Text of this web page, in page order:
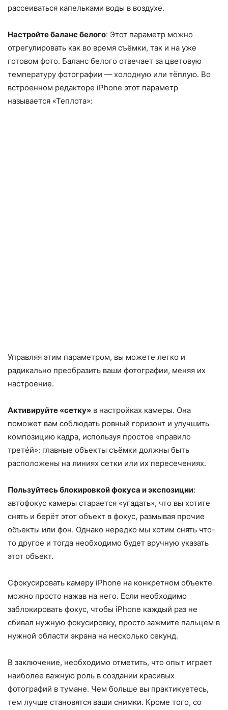
рассеиваться капельками воды в воздухе.
Настройте баланс белого: Этот параметр можно
отрегулировать как во время съёмки, так и на уже
готовом фото. Баланс белого отвечает за цветовую
температуру фотографии — холодную или тёплую. Во
встроенном редакторе iPhone этот параметр
называется «Теплота»:
Управляя этим параметром, вы можете легко и
радикально преобразить ваши фотографии, меняя их
настроение.
Активируйте «сетку» в настройках камеры. Она
поможет вам соблюдать ровный горизонт и улучшить
композицию кадра, используя простое «правило
третéй»: главные объекты съёмки должны быть
расположены на линиях сетки или их пересечениях.
Пользуйтесь блокировкой фокуса и экспозиции:
автофокус камеры старается «угадать», что вы хотите
снять и берёт этот объект в фокус, размывая прочие
объекты или фон. Однако нередко мы хотим снять что-
то другое и тогда необходимо будет вручную указать
этот объект.
Сфокусировать камеру iPhone на конкретном объекте
можно просто нажав на него. Если необходимо
заблокировать фокус, чтобы iPhone каждый раз не
сбивал нужную фокусировку, просто зажмите пальцем в
нужной области экрана на несколько секунд.
В заключение, необходимо отметить, что опыт играет
наиболее важную роль в создании красивых
фотографий в тумане. Чем больше вы практикуетесь,
тем лучше становятся ваши снимки. Кроме того, со